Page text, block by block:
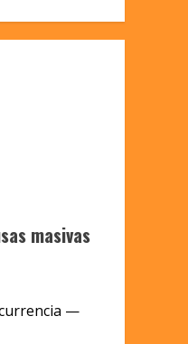
masivas
—